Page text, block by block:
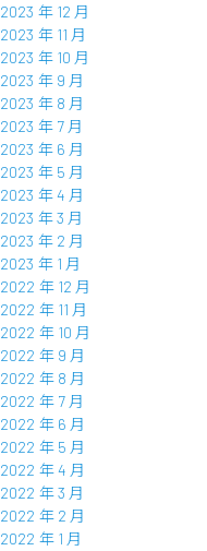
2023 年 12 月
2023 年 11 月
2023 年 10 月
2023 年 9 月
2023 年 8 月
2023 年 7 月
2023 年 6 月
2023 年 5 月
2023 年 4 月
2023 年 3 月
2023 年 2 月
2023 年 1 月
2022 年 12 月
2022 年 11 月
2022 年 10 月
2022 年 9 月
2022 年 8 月
2022 年 7 月
2022 年 6 月
2022 年 5 月
2022 年 4 月
2022 年 3 月
2022 年 2 月
2022 年 1 月